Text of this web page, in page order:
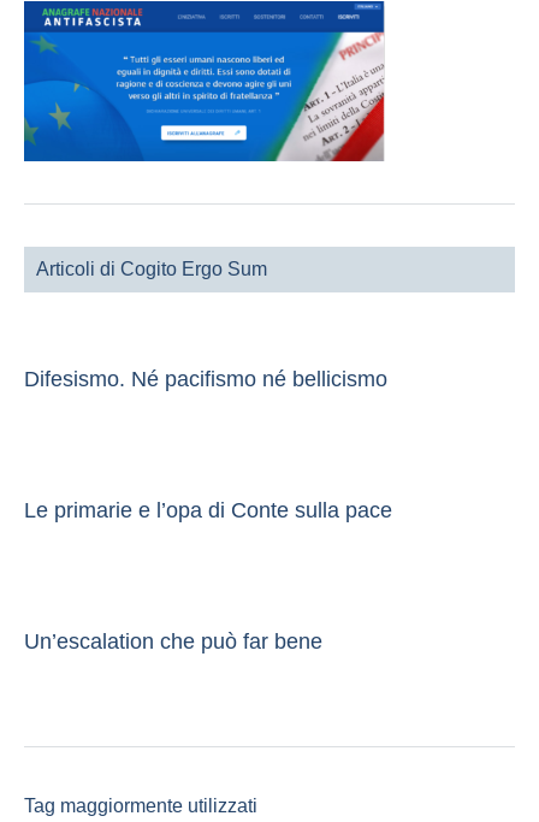
Articoli di Cogito Ergo Sum
Difesismo. Né pacifismo né bellicismo
Le primarie e l’opa di Conte sulla pace
Un’escalation che può far bene
Tag maggiormente utilizzati